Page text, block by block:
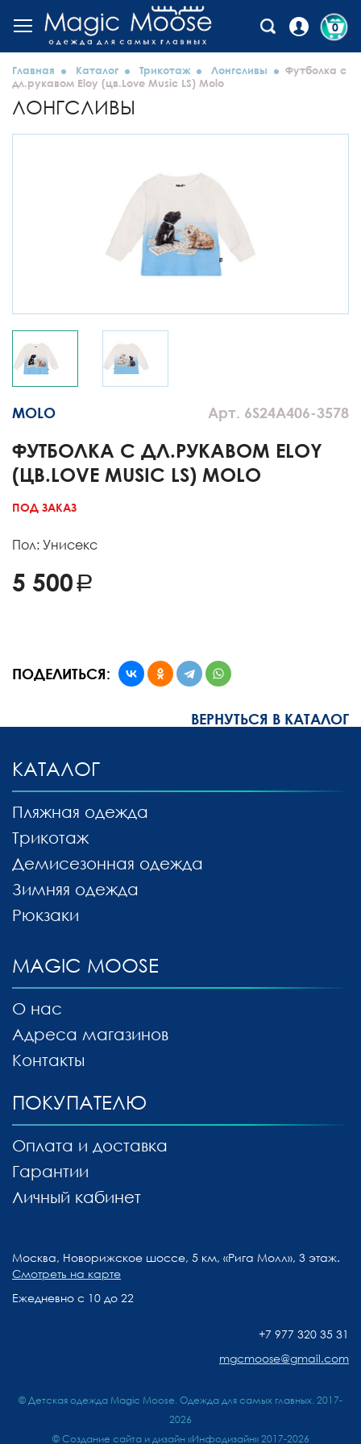
0
Главная Каталог Трикотаж Лонгсливы
Футболка с
дл.рукавом Eloy (цв.Love Music LS) Molo
ЛОНГСЛИВЫ
Арт. 6S24A406-3578
MOLO
ФУТБОЛКА С ДЛ.РУКАВОМ ELOY
(ЦВ.LOVE MUSIC LS) MOLO
ПОД ЗАКАЗ
Пол: Унисекс
5 500
ПОДЕЛИТЬСЯ:
ВЕРНУТЬСЯ В КАТАЛОГ
MAGIC MOOSE
О нас
Адреса магазинов
Контакты
КАТАЛОГ
Пляжная одежда
Трикотаж
Демисезонная одежда
Зимняя одежда
Рюкзаки
ПОКУПАТЕЛЮ
Оплата и доставка
Гарантии
Личный кабинет
Москва, Новорижское шоссе, 5 км, «Рига Молл», 3 этаж.
Смотреть на карте
Ежедневно с 10 до 22
+7 977 320 35 31
mgcmoose@gmail.com
© Детская одежда Magic Moose. Одежда для самых главных. 2017-
2026
© Создание сайта и дизайн «Инфодизайн»2017-2026